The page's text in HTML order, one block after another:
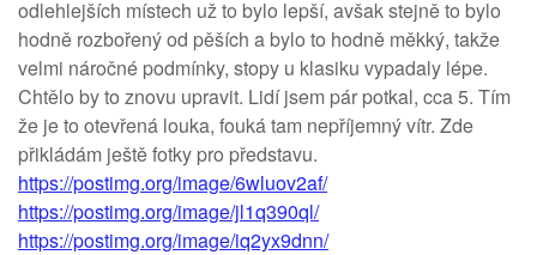
odlehlejších místech už to bylo lepší, avšak stejně to bylo
hodně rozbořený od pěších a bylo to hodně měkký, takže
velmi náročné podmínky, stopy u klasiku vypadaly lépe.
Chtělo by to znovu upravit. Lidí jsem pár potkal, cca 5. Tím
že je to otevřená louka, fouká tam nepříjemný vítr. Zde
přikládám ještě fotky pro představu.
https://postimg.org/image/6wluov2af/
https://postimg.org/image/jl1q390ql/
https://postimg.org/image/iq2yx9dnn/